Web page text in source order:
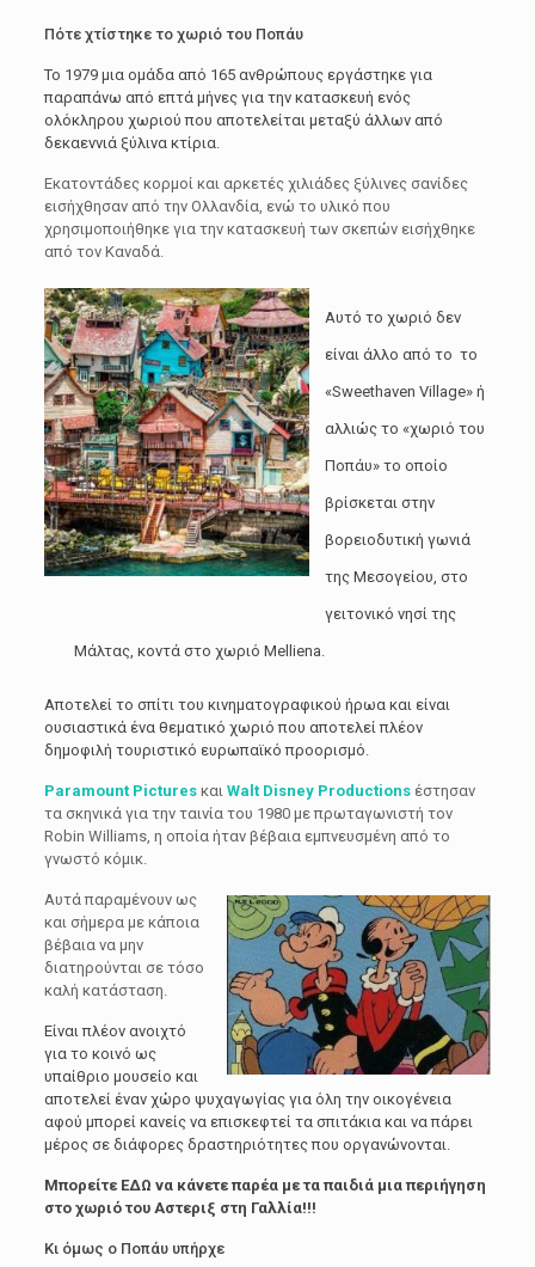
Πότε χτίστηκε το χωριό του Ποπάυ
Το 1979 μια ομάδα από 165 ανθρώπους εργάστηκε για
παραπάνω από επτά μήνες για την κατασκευή ενός
ολόκληρου χωριού που αποτελείται μεταξύ άλλων από
δεκαεννιά ξύλινα κτίρια.
Εκατοντάδες κορμοί και αρκετές χιλιάδες ξύλινες σανίδες
εισήχθησαν από την Ολλανδία, ενώ το υλικό που
χρησιμοποιήθηκε για την κατασκευή των σκεπών εισήχθηκε
από τον Καναδά.
Αυτό το χωριό δεν
είναι άλλο από το το
«Sweethaven Village» ή
αλλιώς το «χωριό του
Ποπάυ» το οποίο
βρίσκεται στην
βορειοδυτική γωνιά
της Μεσογείου, στο
γειτονικό νησί της
Μάλτας, κοντά στο χωριό Melliena.
Αποτελεί το σπίτι του κινηματογραφικού ήρωα και είναι
ουσιαστικά ένα θεματικό χωριό που αποτελεί πλέον
δημοφιλή τουριστικό ευρωπαϊκό προορισμό.
Paramount Picturesκαι Walt Disney Productionsέστησαν
τα σκηνικά για την ταινία του 1980 με πρωταγωνιστή τον
Robin Williams, η οποία ήταν βέβαια εμπνευσμένη από το
γνωστό κόμικ.
Αυτά παραμένουν ως
και σήμερα με κάποια
βέβαια να μην
διατηρούνται σε τόσο
καλή κατάσταση.
Είναι πλέον ανοιχτό
για το κοινό ως
υπαίθριο μουσείο και
αποτελεί έναν χώρο ψυχαγωγίας για όλη την οικογένεια
αφού μπορεί κανείς να επισκεφτεί τα σπιτάκια και να πάρει
μέρος σε διάφορες δραστηριότητες που οργανώνονται.
Μπορείτε ΕΔΩ να κάνετε παρέα με τα παιδιά μια περιήγηση
στο χωριό του Αστεριξ στη Γαλλία!!!
Κι όμως ο Ποπάυ υπήρχε